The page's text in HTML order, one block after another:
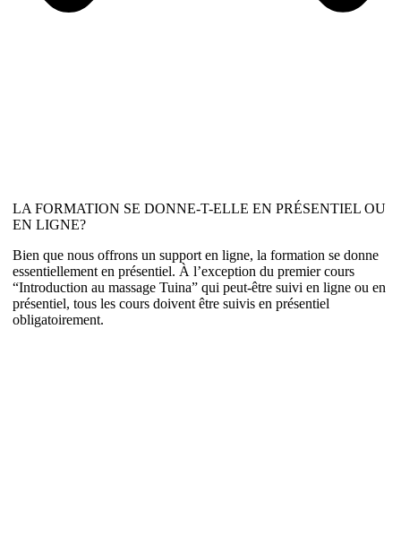
LA FORMATION SE DONNE-T-ELLE EN PRÉSENTIEL OU
EN LIGNE?
Bien que nous offrons un support en ligne, la formation se donne
essentiellement en présentiel. À l’exception du premier cours
“Introduction au massage Tuina” qui peut-être suivi en ligne ou en
présentiel, tous les cours doivent être suivis en présentiel
obligatoirement.